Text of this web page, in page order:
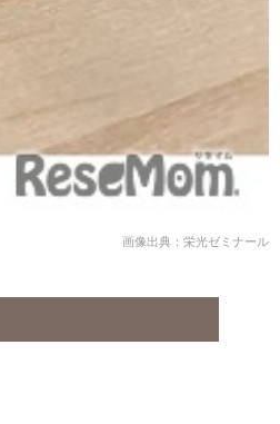
画像出典：栄光ゼミナール